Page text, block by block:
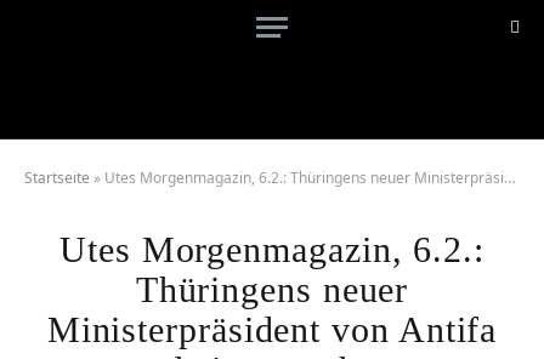
Startseite » Utes Morgenmagazin, 6.2.: Thüringens neuer Ministerpräsident von Antifa heimgesucht
Utes Morgenmagazin, 6.2.:
Thüringens neuer
Ministerpräsident von Antifa